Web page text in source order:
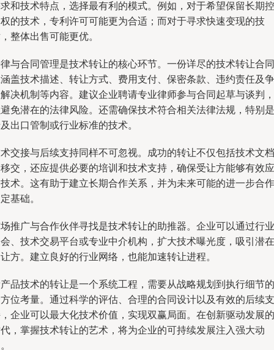
和技术特点，选择最有利的模式。例如，对于希望保留长期控
的技术，专利许可可能更为合适；而对于寻求快速变现的技
整体出售可能更优。
与合同管理是技术转让的核心环节。一份详尽的技术转让合同
盖技术描述、转让方式、费用支付、保密条款、违约责任及争
决机制等内容。建议企业聘请专业律师参与合同起草与谈判，
免潜在的法律风险。还需确保技术符合相关法律法规，特别是
出口管制或行业标准的技术。
交接与后续支持同样不可忽视。成功的转让不仅包括技术文档
交，还应提供必要的培训和技术支持，确保受让方能够有效应
术。这有助于建立长期合作关系，并为未来可能的进一步合作
基础。
推广与合作伙伴寻找是技术转让的助推器。企业可以通过行业
、技术交易平台或专业中介机构，扩大技术曝光度，吸引潜在
方。建立良好的行业网络，也能加速转让进程。
品技术的转让是一个系统工程，需要从战略规划到执行细节的
位考量。通过科学的评估、合理的合同设计以及有效的后续支
企业可以最大化技术价值，实现双赢局面。在创新驱动发展的
，掌握技术转让的艺术，将为企业的可持续发展注入强大动